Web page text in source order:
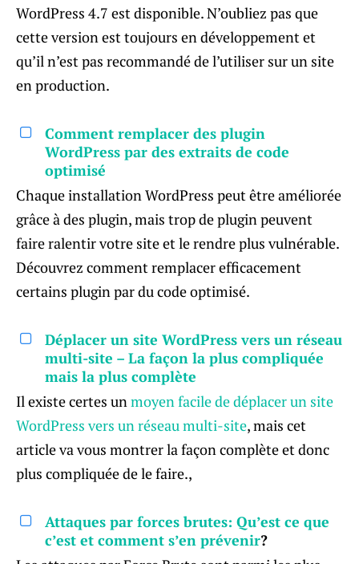
WordPress 4.7 est disponible. N’oubliez pas que
cette version est toujours en développement et
qu’il n’est pas recommandé de l’utiliser sur un site
en production.
Comment remplacer des plugin
WordPress par des extraits de code
optimisé
Chaque installation WordPress peut être améliorée
grâce à des plugin, mais trop de plugin peuvent
faire ralentir votre site et le rendre plus vulnérable.
Découvrez comment remplacer efficacement
certains plugin par du code optimisé.
Déplacer un site WordPress vers un réseau
multi-site – La façon la plus compliquée
mais la plus complète
Il existe certes unmoyen facile de déplacer un site
WordPress vers un réseau multi-site, mais cet
article va vous montrer la façon complète et donc
plus compliquée de le faire.,
Attaques par forces brutes: Qu’est ce que
c’est et comment s’en prévenir?